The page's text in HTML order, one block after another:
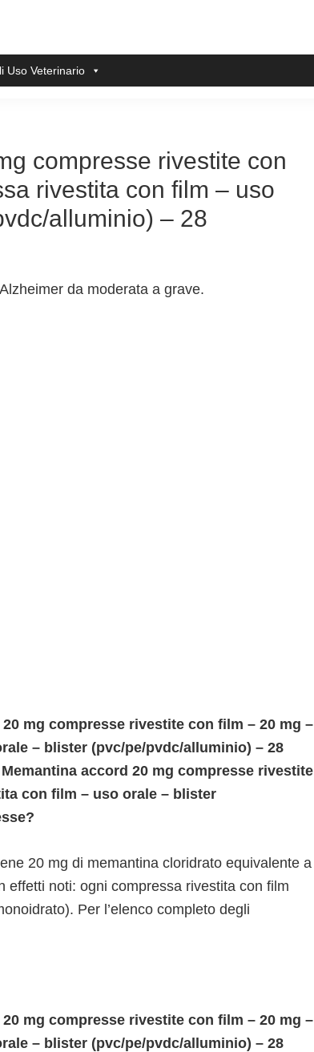
Uso Veterinario
compresse rivestite con
rivestita con film – uso
alluminio) – 28
da moderata a grave.
mg compresse rivestite con film – 20 mg –
– blister (pvc/pe/pvdc/alluminio) – 28
accord 20 mg compresse rivestite
con film – uso orale – blister
20 mg di memantina cloridrato equivalente a
effetti noti: ogni compressa rivestita con film
Per l’elenco completo degli
mg compresse rivestite con film – 20 mg –
– blister (pvc/pe/pvdc/alluminio) – 28